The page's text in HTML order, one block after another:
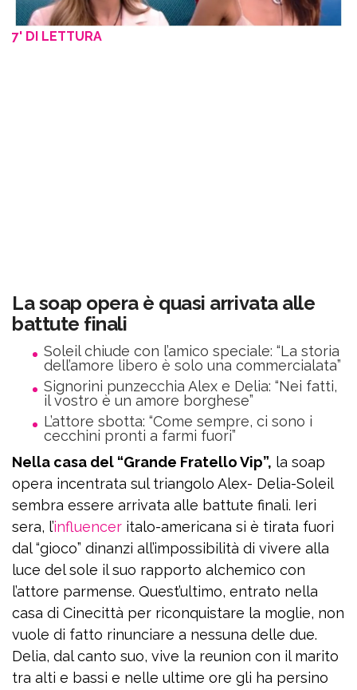
7' DI LETTURA
La soap opera è quasi arrivata alle
battute finali
Soleil chiude con l’amico speciale: “La storia
dell’amore libero è solo una commercialata”
Signorini punzecchia Alex e Delia: “Nei fatti,
il vostro è un amore borghese”
L’attore sbotta: “Come sempre, ci sono i
cecchini pronti a farmi fuori”
Nella casa del “Grande Fratello Vip”, la soap
opera incentrata sul triangolo Alex- Delia-Soleil
sembra essere arrivata alle battute finali. Ieri
sera, l’influencer italo-americana si è tirata fuori
dal “gioco” dinanzi all’impossibilità di vivere alla
luce del sole il suo rapporto alchemico con
l’attore parmense. Quest’ultimo, entrato nella
casa di Cinecittà per riconquistare la moglie, non
vuole di fatto rinunciare a nessuna delle due.
Delia, dal canto suo, vive la reunion con il marito
tra alti e bassi e nelle ultime ore gli ha persino